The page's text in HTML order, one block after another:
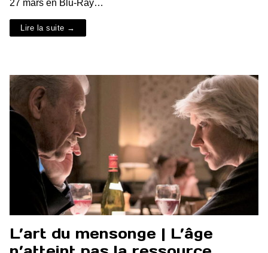
27 mars en Blu-Ray…
Lire la suite →
L’art du mensonge | L’âge